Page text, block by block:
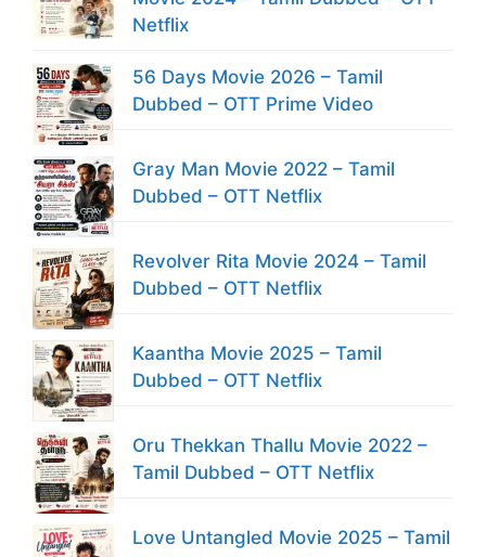
Netflix
56 Days Movie 2026 – Tamil
Dubbed – OTT Prime Video
Gray Man Movie 2022 – Tamil
Dubbed – OTT Netflix
Revolver Rita Movie 2024 – Tamil
Dubbed – OTT Netflix
Kaantha Movie 2025 – Tamil
Dubbed – OTT Netflix
Oru Thekkan Thallu Movie 2022 –
Tamil Dubbed – OTT Netflix
Love Untangled Movie 2025 – Tamil